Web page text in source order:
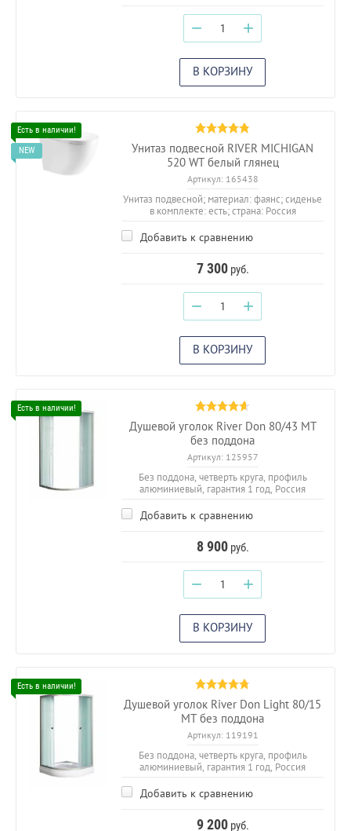
− +
В КОРЗИНУ
Унитаз подвесной RIVER MICHIGAN
520 WT белый глянец
Артикул:165438
Унитаз подвесной; материал: фаянс; сиденье
в комплекте: есть; страна: Россия
Добавить к сравнению
7 300руб.
− +
В КОРЗИНУ
Душевой уголок River Don 80/43 МТ
без поддона
Артикул:125957
Без поддона, четверть круга, профиль
алюминиевый, гарантия 1 год, Россия
Добавить к сравнению
8 900руб.
− +
В КОРЗИНУ
Душевой уголок River Don Light 80/15
МТ без поддона
Артикул:119191
Без поддона, четверть круга, профиль
алюминиевый, гарантия 1 год, Россия
Добавить к сравнению
9 200руб.